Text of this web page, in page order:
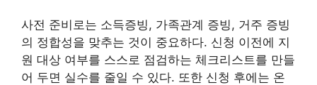
사전 준비로는 소득증빙, 가족관계 증빙, 거주 증빙
의 정합성을 맞추는 것이 중요하다. 신청 이전에 지
원 대상 여부를 스스로 점검하는 체크리스트를 만들
어 두면 실수를 줄일 수 있다. 또한 신청 후에는 온